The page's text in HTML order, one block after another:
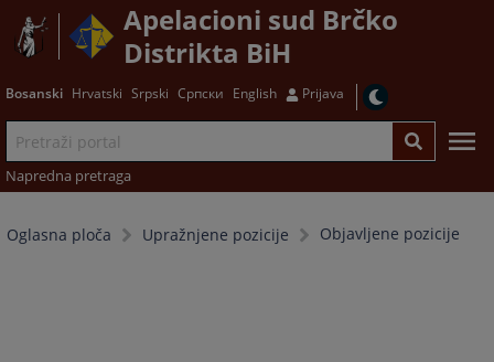
Apelacioni sud Brčko
Distrikta BiH
Bosanski Hrvatski Srpski Српски English Prijava
Napredna pretraga
Oglasna ploča Upražnjene pozicije Objavljene pozicije